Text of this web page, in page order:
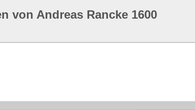
von Andreas Rancke 1600